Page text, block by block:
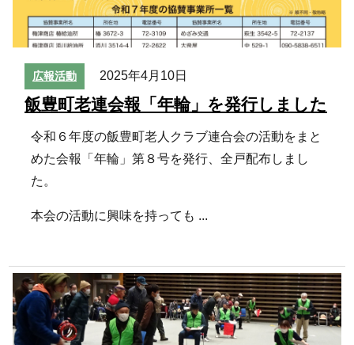
広報活動 2025年4月10日
飯豊町老連会報「年輪」を発行しました
令和６年度の飯豊町老人クラブ連合会の活動をまと
めた会報「年輪」第８号を発行、全戸配布しまし
た。
本会の活動に興味を持っても ...